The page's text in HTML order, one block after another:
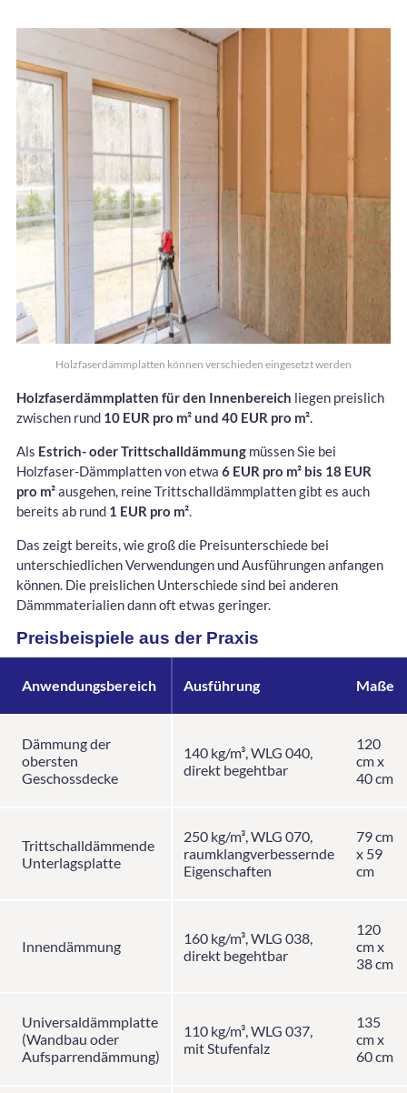
Holzfaserdämmplatten können verschieden eingesetzt werden
Holzfaserdämmplatten für den Innenbereich liegen preislich
zwischen rund 10 EUR pro m² und 40 EUR pro m².
Als Estrich- oder Trittschalldämmung müssen Sie bei
Holzfaser-Dämmplatten von etwa 6 EUR pro m² bis 18 EUR
pro m²ausgehen, reine Trittschalldämmplatten gibt es auch
bereits ab rund 1 EUR pro m².
Das zeigt bereits, wie groß die Preisunterschiede bei
unterschiedlichen Verwendungen und Ausführungen anfangen
können. Die preislichen Unterschiede sind bei anderen
Dämmmaterialien dann oft etwas geringer.
Preisbeispiele aus der Praxis
Anwendungsbereich Ausführung Maße
Dämmung der
obersten
Geschossdecke
140 kg/m³, WLG 040,
direkt begehtbar
120
cm x
40 cm
Trittschalldämmende
Unterlagsplatte
250 kg/m³, WLG 070,
raumklangverbessernde
Eigenschaften
79 cm
x 59
cm
Innendämmung
160 kg/m³, WLG 038,
direkt begehtbar
120
cm x
38 cm
Universaldämmplatte
(Wandbau oder
Aufsparrendämmung)
110 kg/m³, WLG 037,
mit Stufenfalz
135
cm x
60 cm